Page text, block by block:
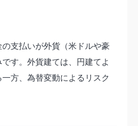
支払いが外貨（米ドルや豪
す。外貨建ては、円建てよ
方、為替変動によるリスク